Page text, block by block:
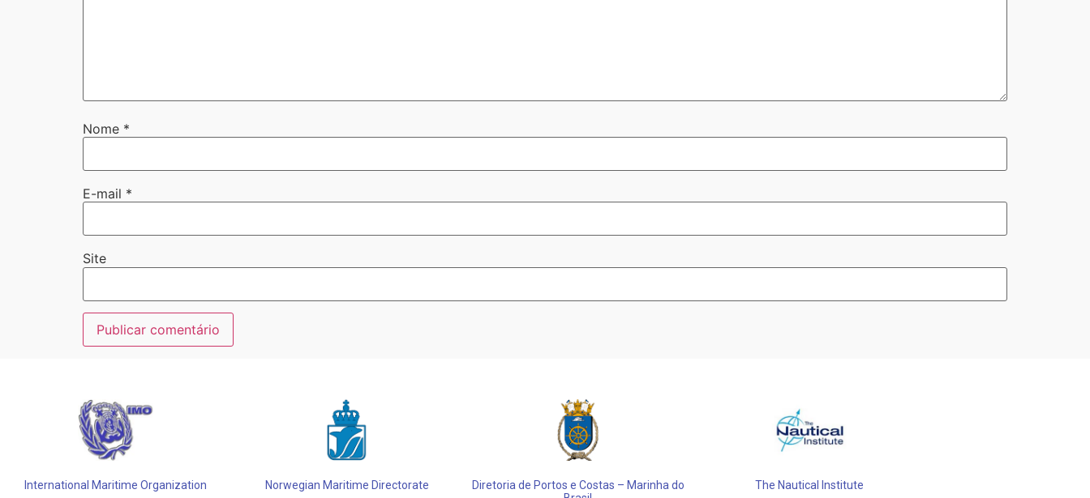
Nome *
E-mail *
Site
International Maritime Organization Norwegian Maritime Directorate
Diretoria de Portos e Costas – Marinha do
The Nautical Institute